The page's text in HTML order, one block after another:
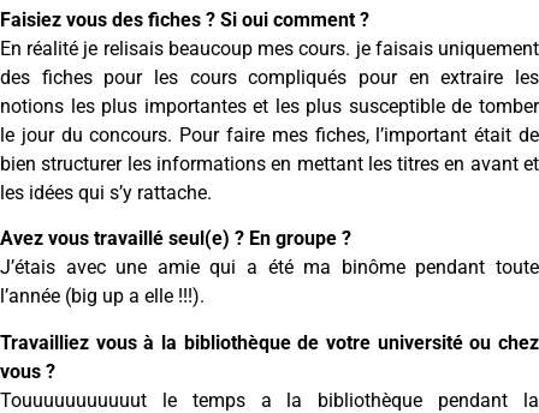
Faisiez vous des fiches ? Si oui comment ?
En réalité je relisais beaucoup mes cours. je faisais uniquement
des fiches pour les cours compliqués pour en extraire les
notions les plus importantes et les plus susceptible de tomber
le jour du concours. Pour faire mes fiches, l’important était de
bien structurer les informations en mettant les titres en avant et
les idées qui s’y rattache.
Avez vous travaillé seul(e) ? En groupe ?
J’étais avec une amie qui a été ma binôme pendant toute
l’année (big up a elle !!!).
Travailliez vous à la bibliothèque de votre université ou chez
vous ?
Touuuuuuuuuuut le temps a la bibliothèque pendant la